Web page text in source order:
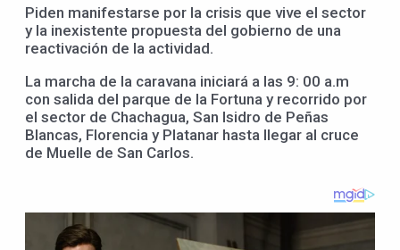
Piden manifestarse por la crisis que vive el sector
y la inexistente propuesta del gobierno de una
reactivación de la actividad.
La marcha de la caravana iniciará a las 9: 00 a.m
con salida del parque de la Fortuna y recorrido por
el sector de Chachagua, San Isidro de Peñas
Blancas, Florencia y Platanar hasta llegar al cruce
de Muelle de San Carlos.